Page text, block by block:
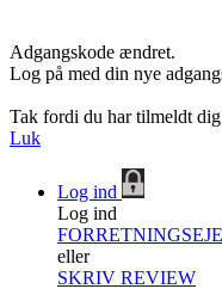
Adgangskode ændret.
Log på med din nye
Tak fordi du har tilmeldt
Luk
Log ind
Log ind
eller
SKRIV REVIEW